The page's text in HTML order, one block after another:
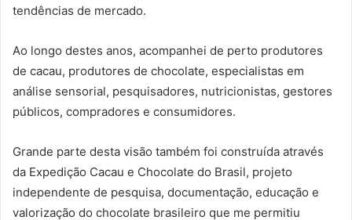
tendências de mercado.
Ao longo destes anos, acompanhei de perto produtores
de cacau, produtores de chocolate, especialistas em
análise sensorial, pesquisadores, nutricionistas, gestores
públicos, compradores e consumidores.
Grande parte desta visão também foi construída através
da Expedição Cacau e Chocolate do Brasil, projeto
independente de pesquisa, documentação, educação e
valorização do chocolate brasileiro que me permitiu